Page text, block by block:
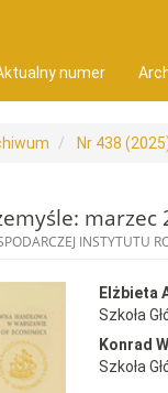
numer
Nr 438
marzec
INSTYTUTU
Elżbieta
Szkoła
Konrad
Szkoła